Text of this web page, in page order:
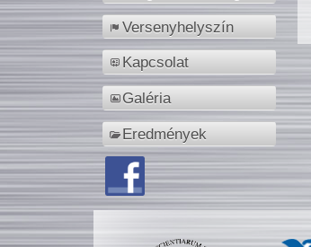
Versenyhelyszín
Kapcsolat
Galéria
Eredmények